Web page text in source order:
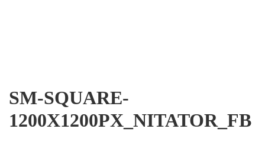
SM-SQUARE-
1200X1200PX_NITATOR_FB